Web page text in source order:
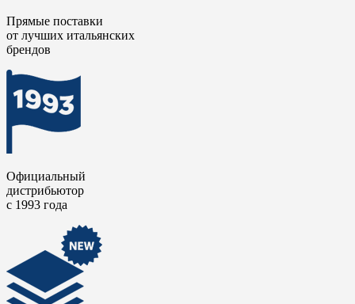
Прямые поставки
от лучших итальянских
брендов
Официальный
дистрибьютор
с 1993 года